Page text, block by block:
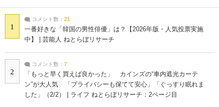
1
コメント数： 21
一番好きな「韓国の男性俳優」は？【2026年版・人気投票実施
中】 | 芸能人 ねとらぼリサーチ
2
コメント数： 7
「もっと早く買えば良かった」 カインズの“車内遮光カーテ
ン”が大人気 「プライバシーも保てて安心」「ぐっすり眠れま
した」（2/2） | ライフ ねとらぼリサーチ：2ページ目